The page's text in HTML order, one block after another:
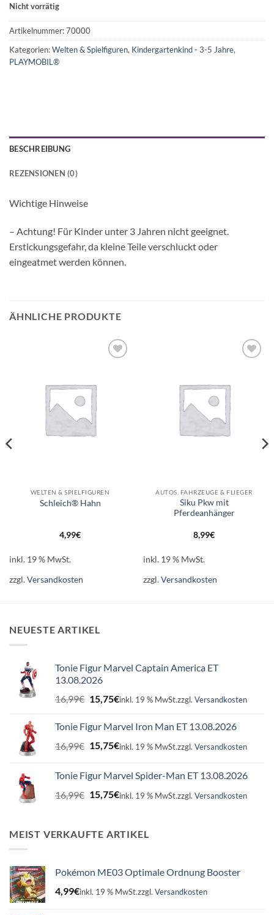
Nicht vorrätig
Artikelnummer:70000
Kategorien:Welten & Spielfiguren, Kindergartenkind - 3-5 Jahre,
PLAYMOBIL®
BESCHREIBUNG
REZENSIONEN (0)
Wichtige Hinweise
– Achtung! Für Kinder unter 3 Jahren nicht geeignet.
Erstickungsgefahr, da kleine Teile verschluckt oder
eingeatmet werden können.
ÄHNLICHE PRODUKTE
WELTEN & SPIELFIGUREN
Schleich® Hahn
4,99€
inkl. 19 % MwSt.
zzgl.Versandkosten
AUTOS, FAHRZEUGE & FLIEGER
Siku Pkw mit
Pferdeanhänger
8,99€
inkl. 19 % MwSt.
zzgl.Versandkosten
NEUESTE ARTIKEL
Tonie Figur Marvel Captain America ET
13.08.2026
16,99€ Ursprünglicher
Preis
16,99€
15,75€Aktueller
15,75€.
inkl. 19 % MwSt.zzgl. Versandkosten
Tonie Figur Marvel Iron Man ET 13.08.2026
16,99€ Ursprünglicher
16,99€
15,75€Aktueller
15,75€.
inkl. 19 % MwSt.zzgl. Versandkosten
Tonie Figur Marvel Spider-Man ET 13.08.2026
16,99€ Ursprünglicher
16,99€
15,75€Aktueller
15,75€.
inkl. 19 % MwSt.zzgl. Versandkosten
MEIST VERKAUFTE ARTIKEL
Pokémon ME03 Optimale Ordnung Booster
4,99€inkl. 19 % MwSt.zzgl. Versandkosten